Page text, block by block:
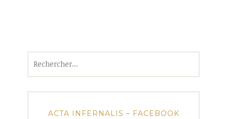
ACTA INFERNALIS – FACEBOOK